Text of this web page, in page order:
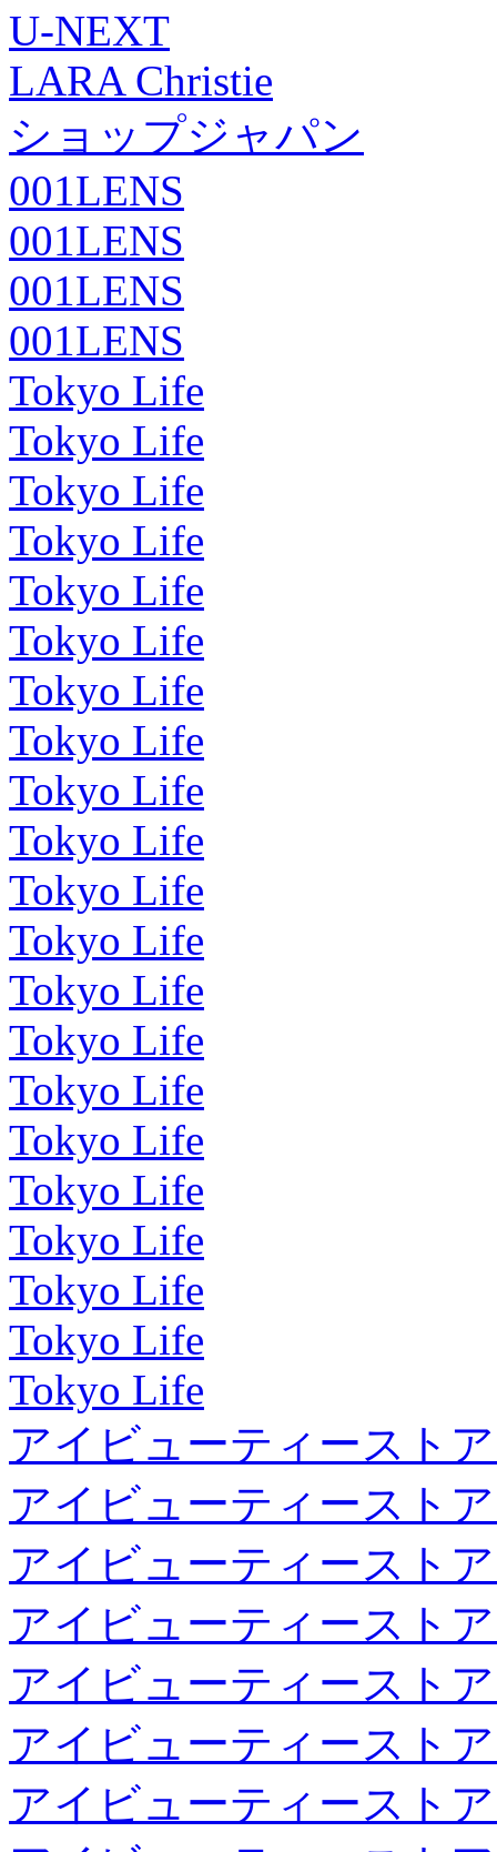
U-NEXT
LARA Christie
ショップジャパン
001LENS
001LENS
001LENS
001LENS
Tokyo Life
Tokyo Life
Tokyo Life
Tokyo Life
Tokyo Life
Tokyo Life
Tokyo Life
Tokyo Life
Tokyo Life
Tokyo Life
Tokyo Life
Tokyo Life
Tokyo Life
Tokyo Life
Tokyo Life
Tokyo Life
Tokyo Life
Tokyo Life
Tokyo Life
Tokyo Life
Tokyo Life
アイビューティースト
アイビューティースト
アイビューティースト
アイビューティースト
アイビューティースト
アイビューティースト
アイビューティースト